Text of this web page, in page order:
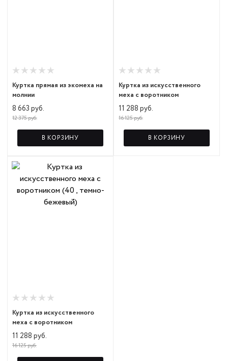
Куртка прямая из экомеха на
молнии
8 663 руб.
12 375 руб.
В КОРЗИНУ
Куртка из искусственного
меха с воротником
11 288 руб.
16 125 руб.
В КОРЗИНУ
Куртка из искусственного
меха с воротником
11 288 руб.
16 125 руб.